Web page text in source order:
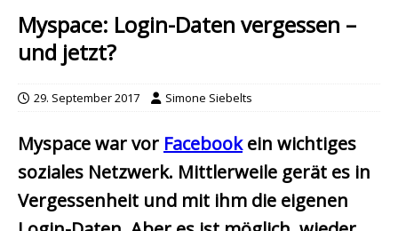
Myspace: Login-Daten vergessen –
und jetzt?
29. September 2017 Simone Siebelts
Myspace war vor Facebookein wichtiges
soziales Netzwerk. Mittlerweile gerät es in
Vergessenheit und mit ihm die eigenen